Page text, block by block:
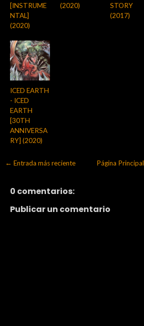
[INSTRUME
NTAL]
(2020)
(2020)
STORY
(2017)
ICED EARTH
- ICED
EARTH
[30TH
ANNIVERSA
RY] (2020)
← Entrada más reciente Página Principal
0 comentarios:
Publicar un comentario